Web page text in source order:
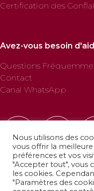
Certification des
Avez-vous besoin
Questions
Contact
Canal WhatsApp
© 2025 Profab
Nous utilisons des
vous offrir la
préférences et vos
"Accepter tout", vous
les cookies.
"Paramètres des